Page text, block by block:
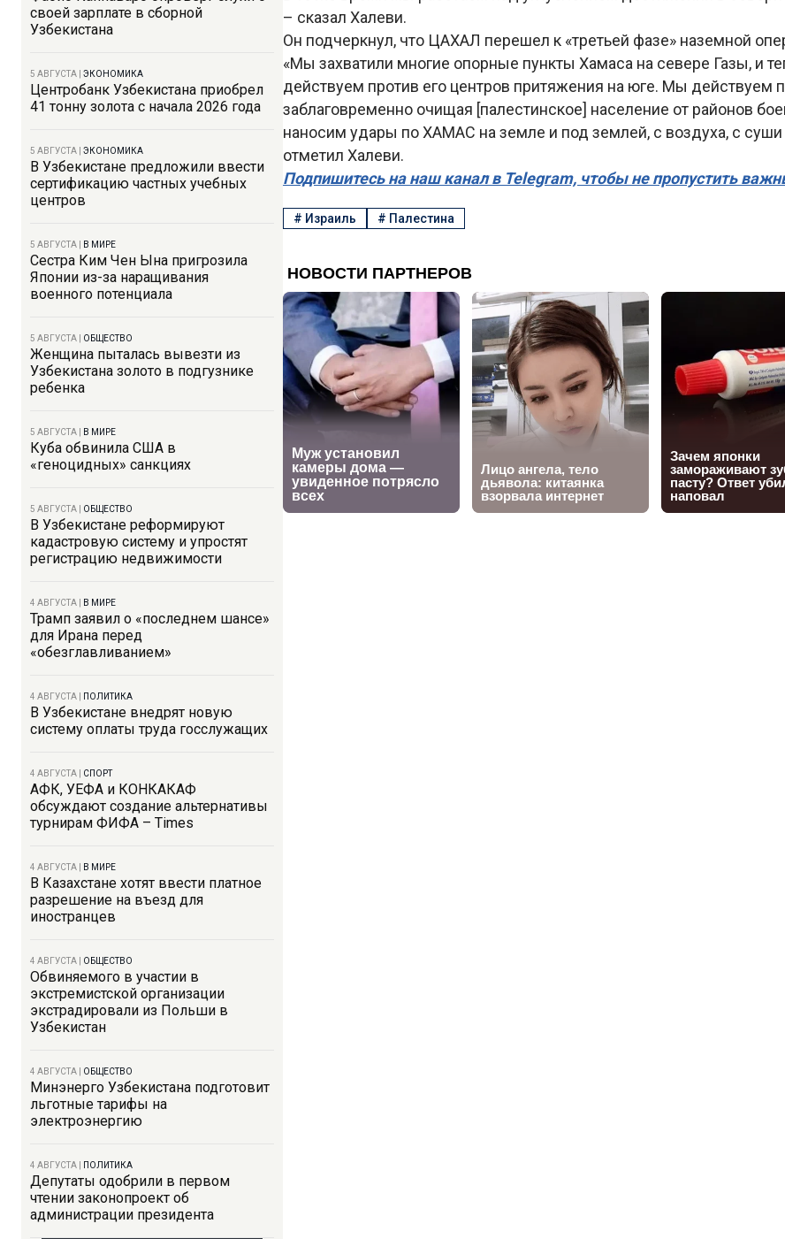
своей зарплате в сборной
Узбекистана
5 АВГУСТА ЭКОНОМИКА
Центробанк Узбекистана приобрел
41 тонну золота с начала 2026 года
5 АВГУСТА ЭКОНОМИКА
В Узбекистане предложили ввести
сертификацию частных учебных
центров
5 АВГУСТА В МИРЕ
Сестра Ким Чен Ына пригрозила
Японии из-за наращивания
военного потенциала
5 АВГУСТА ОБЩЕСТВО
Женщина пыталась вывезти из
Узбекистана золото в подгузнике
ребенка
5 АВГУСТА В МИРЕ
Куба обвинила США в
«геноцидных» санкциях
5 АВГУСТА ОБЩЕСТВО
В Узбекистане реформируют
кадастровую систему и упростят
регистрацию недвижимости
4 АВГУСТА В МИРЕ
Трамп заявил о «последнем шансе»
для Ирана перед
«обезглавливанием»
4 АВГУСТА ПОЛИТИКА
В Узбекистане внедрят новую
систему оплаты труда госслужащих
4 АВГУСТА СПОРТ
АФК, УЕФА и КОНКАКАФ
обсуждают создание альтернативы
турнирам ФИФА – Times
4 АВГУСТА В МИРЕ
В Казахстане хотят ввести платное
разрешение на въезд для
иностранцев
4 АВГУСТА ОБЩЕСТВО
Обвиняемого в участии в
экстремистской организации
экстрадировали из Польши в
Узбекистан
4 АВГУСТА ОБЩЕСТВО
Минэнерго Узбекистана подготовит
льготные тарифы на
электроэнергию
4 АВГУСТА ПОЛИТИКА
Депутаты одобрили в первом
чтении законопроект об
администрации президента
– сказал Халеви.
Он подчеркнул, что ЦАХАЛ перешел к «третьей фазе» наземной
«Мы захватили многие опорные пункты Хамаса на севере Газы, и
действуем против его центров притяжения на юге. Мы действуем
заблаговременно очищая [палестинское] население от районов
наносим удары по ХАМАС на земле и под землей, с воздуха, с суши
отметил Халеви.
Подпишитесь на наш канал в Telegram, чтобы не пропустить
# Израиль # Палестина